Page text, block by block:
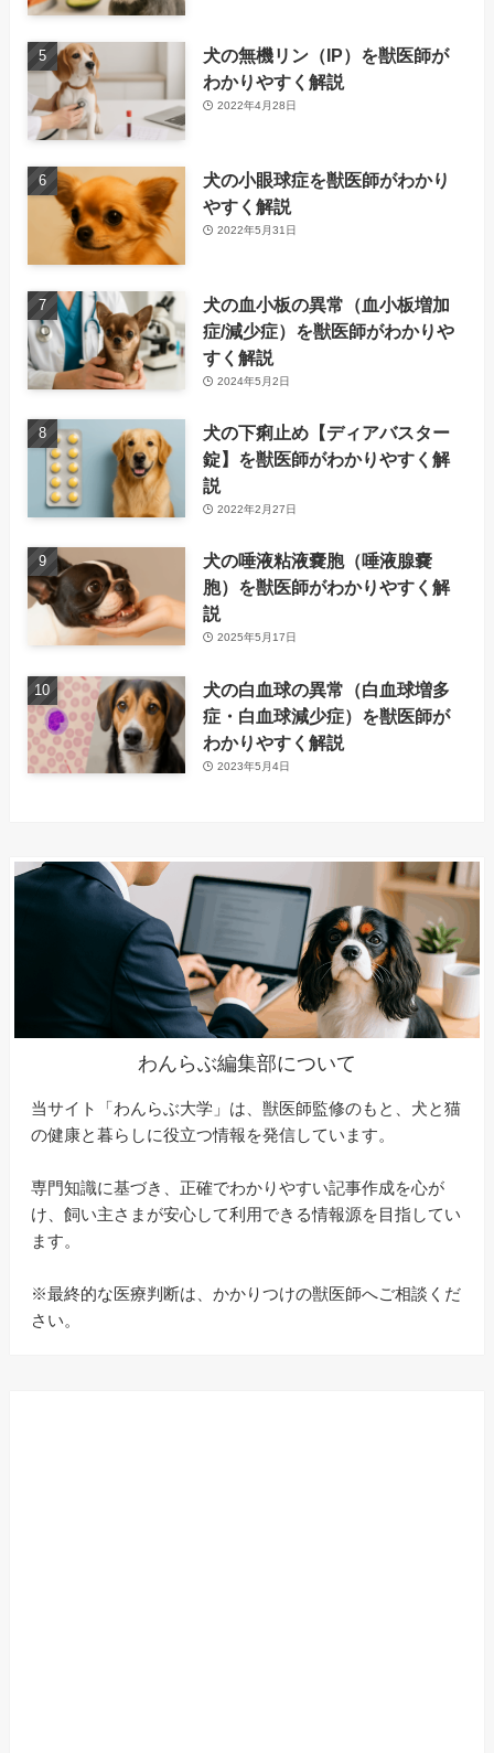
犬の無機リン（IP）を獣医師が
わかりやすく解説
2022年4月28日
犬の小眼球症を獣医師がわかり
やすく解説
2022年5月31日
犬の血小板の異常（血小板増加
症/減少症）を獣医師がわかりや
すく解説
2024年5月2日
犬の下痢止め【ディアバスター
錠】を獣医師がわかりやすく解
説
2022年2月27日
犬の唾液粘液嚢胞（唾液腺嚢
胞）を獣医師がわかりやすく解
説
2025年5月17日
犬の白血球の異常（白血球増多
症・白血球減少症）を獣医師が
わかりやすく解説
2023年5月4日
わんらぶ編集部について
当サイト「わんらぶ大学」は、獣医師監修のもと、犬と猫
の健康と暮らしに役立つ情報を発信しています。
専門知識に基づき、正確でわかりやすい記事作成を心が
け、飼い主さまが安心して利用できる情報源を目指してい
ます。
※最終的な医療判断は、かかりつけの獣医師へご相談くだ
さい。